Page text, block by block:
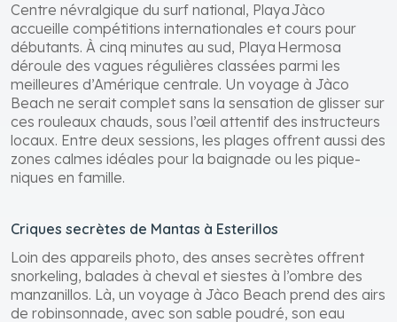
Centre névralgique du surf national, Playa Jàco
accueille compétitions internationales et cours pour
débutants. À cinq minutes au sud, Playa Hermosa
déroule des vagues régulières classées parmi les
meilleures d’Amérique centrale. Un voyage à Jàco
Beach ne serait complet sans la sensation de glisser sur
ces rouleaux chauds, sous l’œil attentif des instructeurs
locaux. Entre deux sessions, les plages offrent aussi des
zones calmes idéales pour la baignade ou les pique-
niques en famille.
Criques secrètes de Mantas à Esterillos
Loin des appareils photo, des anses secrètes offrent
snorkeling, balades à cheval et siestes à l’ombre des
manzanillos. Là, un voyage à Jàco Beach prend des airs
de robinsonnade, avec son sable poudré, son eau